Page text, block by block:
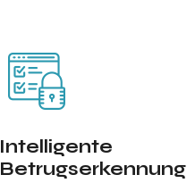
Intelligente
Betrugserkennung